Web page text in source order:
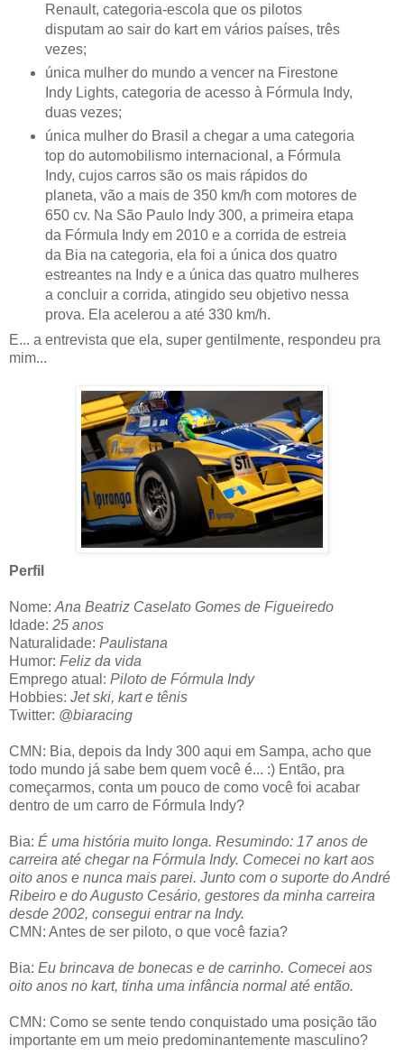
Renault, categoria-escola que os pilotos
disputam ao sair do kart em vários países, três
vezes;
única mulher do mundo a vencer na Firestone
Indy Lights, categoria de acesso à Fórmula Indy,
duas vezes;
única mulher do Brasil a chegar a uma categoria
top do automobilismo internacional, a Fórmula
Indy, cujos carros são os mais rápidos do
planeta, vão a mais de 350 km/h com motores de
650 cv. Na São Paulo Indy 300, a primeira etapa
da Fórmula Indy em 2010 e a corrida de estreia
da Bia na categoria, ela foi a única dos quatro
estreantes na Indy e a única das quatro mulheres
a concluir a corrida, atingido seu objetivo nessa
prova. Ela acelerou a até 330 km/h.
E... a entrevista que ela, super gentilmente, respondeu pra
mim...
Perfil
Nome:Ana Beatriz Caselato Gomes de Figueiredo
Idade: 25 anos
Naturalidade: Paulistana
Humor: Feliz da vida
Emprego atual: Piloto de Fórmula Indy
Hobbies: Jet ski, kart e tênis
Twitter: @biaracing
CMN: Bia, depois da Indy 300 aqui em Sampa, acho que
todo mundo já sabe bem quem você é... :) Então, pra
começarmos, conta um pouco de como você foi acabar
dentro de um carro de Fórmula Indy?
Bia: É uma história muito longa. Resumindo: 17 anos de
carreira até chegar na Fórmula Indy. Comecei no kart aos
oito anos e nunca mais parei. Junto com o suporte do André
Ribeiro e do Augusto Cesário, gestores da minha carreira
desde 2002, consegui entrar na Indy.
CMN: Antes de ser piloto, o que você fazia?
Bia: Eu brincava de bonecas e de carrinho. Comecei aos
oito anos no kart, tinha uma infância normal até então.
CMN: Como se sente tendo conquistado uma posição tão
importante em um meio predominantemente masculino?